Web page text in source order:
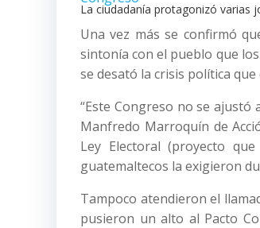
La ciudadanía protagonizó varias
Una vez más se confirmó
sintonía con el pueblo que
se desató la crisis política
“Este Congreso no se ajustó
Manfredo Marroquín de
Ley Electoral (proyecto
guatemaltecos la exigieron
Tampoco atendieron el
pusieron un alto al Pacto